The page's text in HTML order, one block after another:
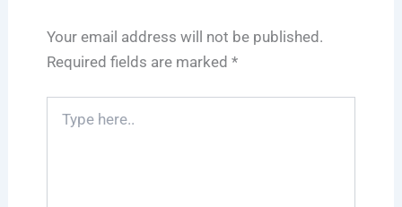
Your email address will not be published.
Required fields are marked *
here..